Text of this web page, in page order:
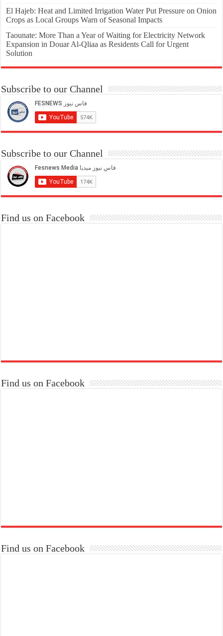
El Hajeb: Heat and Limited Irrigation Water Put Pressure on Onion
Crops as Local Groups Warn of Seasonal Impacts
Taounate: More Than a Year of Waiting for Electricity Network
Expansion in Douar Al-Qliaa as Residents Call for Urgent
Solution
Subscribe to our Channel
Subscribe to our Channel
Find us on Facebook
Find us on Facebook
Find us on Facebook